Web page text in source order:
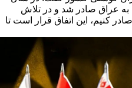
از ایران به عراق صادر شد و در تلاش
صادر کنیم، این اتفاق قرار است تا